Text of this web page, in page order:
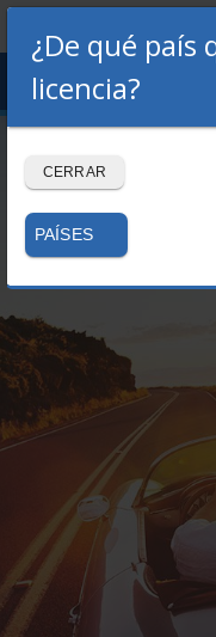
LOGIN REGISTRO
¿De qué
licencia?
CERRAR
PAÍSES